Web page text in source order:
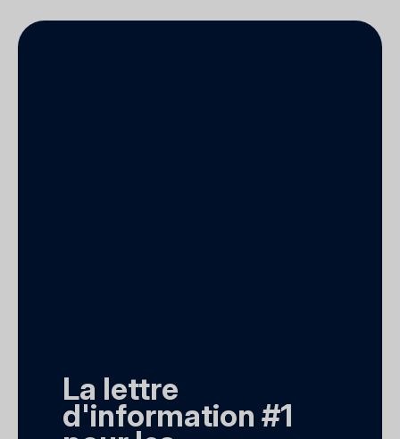
La lettre
d'information #1